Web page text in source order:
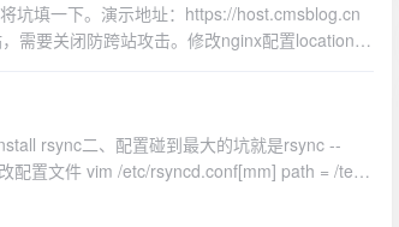
坑填一下。演示地址：https://host.cmsblog.cn
需要关闭防跨站攻击。修改nginx配置location /
显示出数据就行。服务端添加配置在
rsync二、配置碰到最大的坑就是rsync --
配置文件 vim /etc/rsyncd.conf[mm] path = /test/